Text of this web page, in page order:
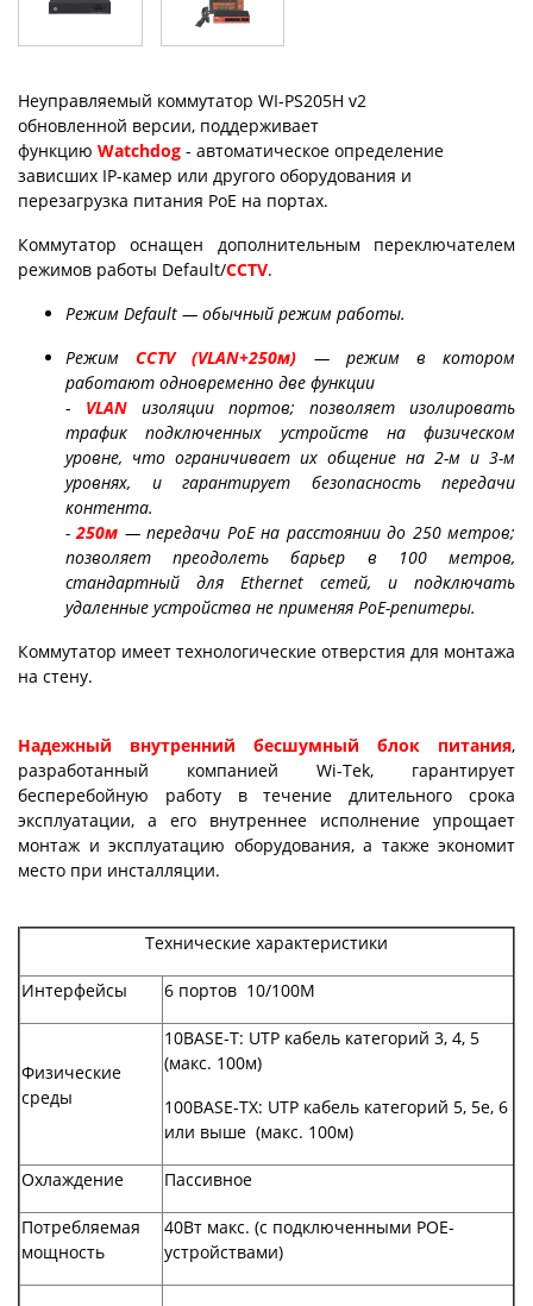
Неуправляемый коммутатор WI-PS205H v2
обновленной версии, поддерживает
функцию Watchdog - автоматическое определение
зависших IP-камер или другого оборудования и
перезагрузка питания PoE на портах.
Коммутатор оснащен дополнительным переключателем
режимов работы Default/CCTV.
Режим Default — обычный режим работы.
РежимCCTV (VLAN+250м) — режим в котором
работают одновременно две функции
- VLAN изоляции портов; позволяет изолировать
трафик подключенных устройств на физическом
уровне, что ограничивает их общение на 2-м и 3-м
уровнях, и гарантирует безопасность передачи
контента.
-250м — передачи PoE на расстоянии до 250 метров;
позволяет преодолеть барьер в 100 метров,
стандартный для Ethernet сетей, и подключать
удаленные устройства не применяя PoE-репитеры.
Коммутатор имеет технологические отверстия для монтажа
на стену.
Надежный внутренний бесшумный блок питания,
разработанный компанией Wi-Tek, гарантирует
бесперебойную работу в течение длительного срока
эксплуатации, а его внутреннее исполнение упрощает
монтаж и эксплуатацию оборудования, а также экономит
место при инсталляции.
Технические характеристики
Интерфейсы 6 портов 10/100M
Физические
среды
10BASE-T: UTP кабель категорий 3, 4, 5
(макс. 100м)
100BASE-TX: UTP кабель категорий 5, 5e, 6
или выше (макс. 100м)
Охлаждение Пассивное
Потребляемая
мощность
40Вт макс. (с подключенными POE-
устройствами)